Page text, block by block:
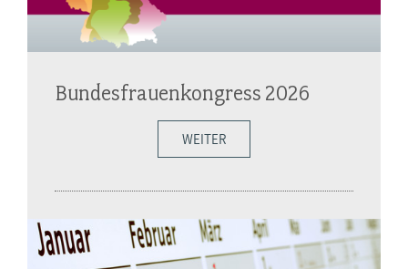
Bundesfrauenkongress 2026
WEITER